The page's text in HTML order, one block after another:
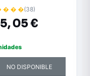
� � �(38)
05 €
NO DISPONIBLE